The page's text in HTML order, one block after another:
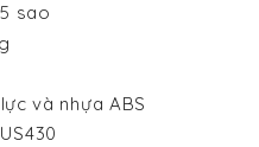
5 sao
và nhựa ABS